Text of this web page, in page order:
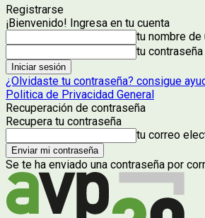
Registrarse
¡Bienvenido! Ingresa en tu cuenta
tu nombre de
tu contraseña
¿Olvidaste tu contraseña? consigue
Politica de Privacidad General
Recuperación de contraseña
Recupera tu contraseña
tu correo
Se te ha enviado una contraseña por